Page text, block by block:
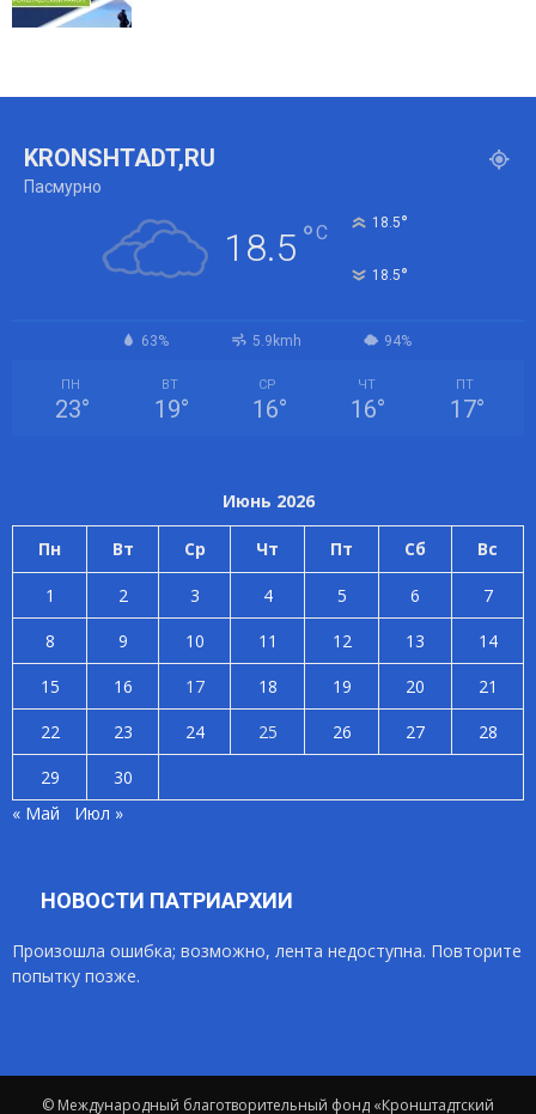
KRONSHTADT,RU
Пасмурно
18.5 °C 18.5°
18.5°
63% 5.9kmh 94%
ПН
23°
ВТ
19°
СР
16°
ЧТ
16°
ПТ
17°
Июнь 2026
Пн Вт Ср Чт Пт Сб Вс
1 2 3 4 5 6
7
8
9 10 11 12 13
14
15
16 17 18 19 20
21
22
23 24 25 26 27
28
29
30
« Май
Июл »
НОВОСТИ ПАТРИАРХИИ
Произошла ошибка; возможно, лента недоступна. Повторите
попытку позже.
© Международный благотворительный фонд «Кронштадтский